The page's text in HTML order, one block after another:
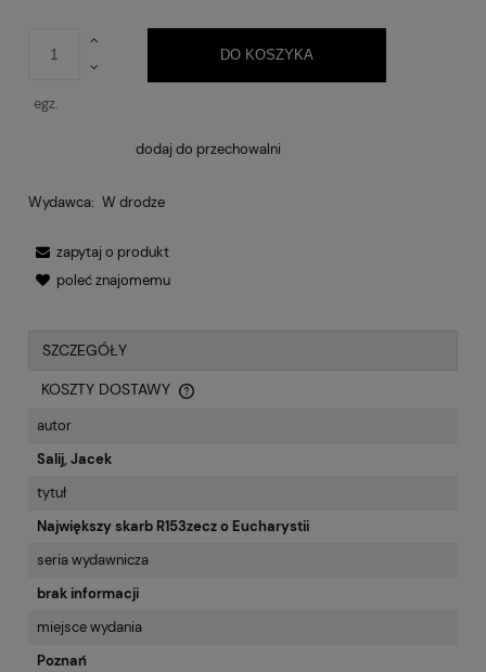
egz.
DO KOSZYKA
dodaj do przechowalni
Wydawca: W drodze
zapytaj o produkt
poleć znajomemu
SZCZEGÓŁY
KOSZTY DOSTAWY
CENA NIE ZAWIERA EWENTUALNYCH KOSZTÓW PŁATNOŚCI
autor
Salij, Jacek
tytuł
Największy skarb R153zecz o Eucharystii
seria wydawnicza
brak informacji
miejsce wydania
Poznań